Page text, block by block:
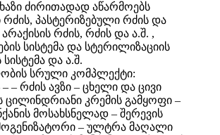
ძირითადად აწარმოებს
პასტერიზებული რძის და
რძის, რძის და ა.შ. ,
სისტემა და სტერილიზაციის
სისტემა და ა.შ.
სრული კომპლექტი:
– – რძის ავზი – ცხელი და ცივი
ცილინდრიანი კრემის გამყოფი –
მოსახსნელად – შერევის
– ულტრა მაღალი